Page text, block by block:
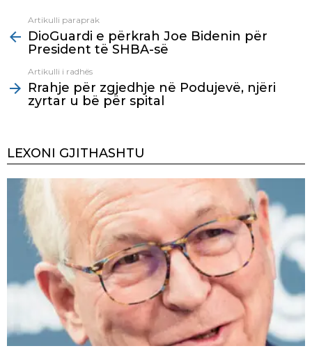
more
Artikulli paraprak
DioGuardi e përkrah Joe Bidenin për
President të SHBA-së
Artikulli i radhës
Rrahje për zgjedhje në Podujevë, njëri
zyrtar u bë për spital
LEXONI GJITHASHTU